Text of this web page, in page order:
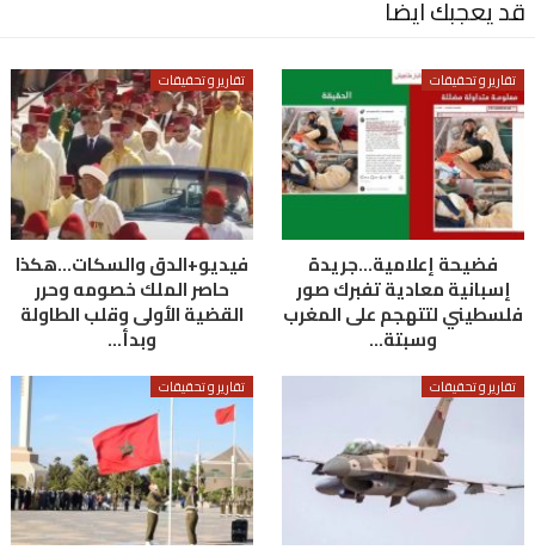
قد يعجبك ايضا
تقارير و تحقيقات
فضيحة إعلامية…جريدة
إسبانية معادية تفبرك صور
فلسطيني لتتهجم على المغرب
وسبتة…
تقارير و تحقيقات
فيديو+الدق والسكات…هكذا
حاصر الملك خصومه وحرر
القضية الأولى وقلب الطاولة
وبدأ…
تقارير و تحقيقات تقارير و تحقيقات